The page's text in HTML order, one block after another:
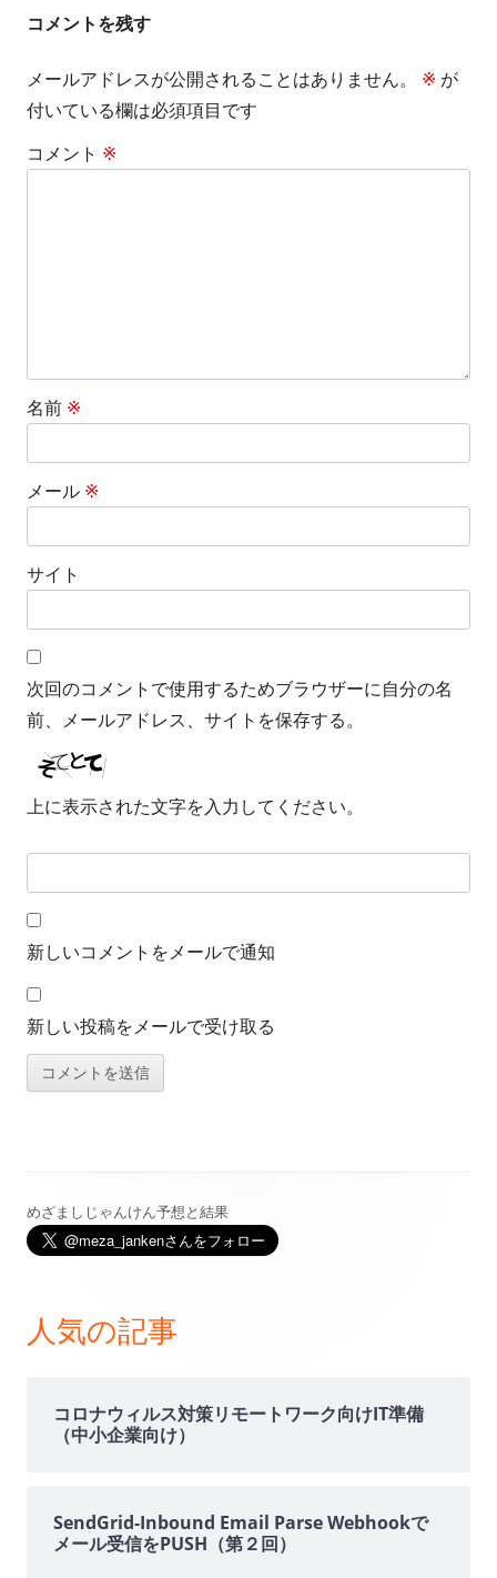
ビ
ゲ
ー
シ
コメントを残す
メールアドレスが公開されることはありません。 ※ が
付いている欄は必須項目です
コメント ※
名前 ※
メール ※
サイト
次回のコメントで使用するためブラウザーに自分の名
前、メールアドレス、サイトを保存する。
上に表示された文字を入力してください。
新しいコメントをメールで通知
新しい投稿をメールで受け取る
メ
ン
めざましじゃんけん予想と結果
人気の記事
コロナウィルス対策リモートワーク向けIT準備
（中小企業向け）
SendGrid-Inbound Email Parse Webhookで
メール受信をPUSH（第２回）